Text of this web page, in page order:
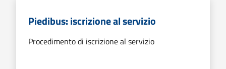
Piedibus: iscrizione al servizio
Procedimento di iscrizione al servizio